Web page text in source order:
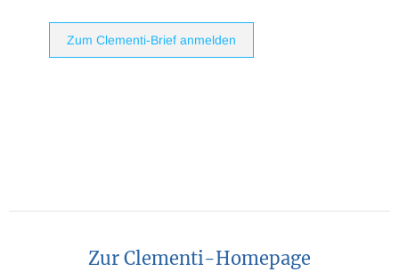
Zum Clementi-Brief anmelden
Zur Clementi-Homepage